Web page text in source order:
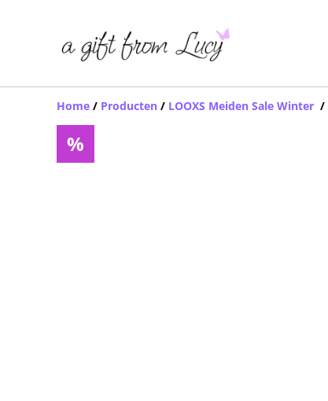
Home / Producten / LOOXS Meiden Sale Winter /
%